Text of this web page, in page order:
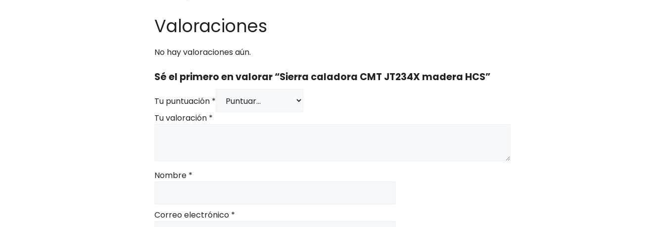
Valoraciones
No hay valoraciones aún.
Sé el primero en valorar “Sierra caladora CMT JT234X madera HCS”
Tu puntuación *
Tu valoración *
Nombre *
Correo electrónico *